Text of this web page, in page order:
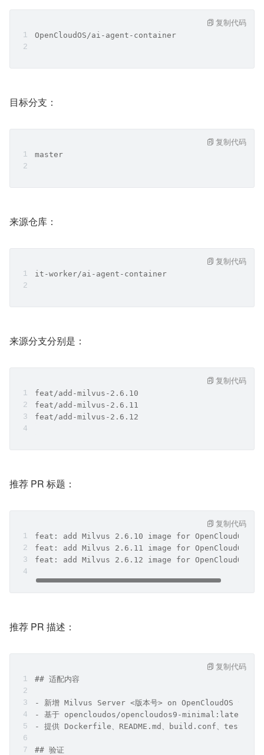
OpenCloudOS/ai-agent-container
复制代码
目标分支：
master
复制代码
来源仓库：
it-worker/ai-agent-container
复制代码
来源分支分别是：
feat/add-milvus-2.6.10
feat/add-milvus-2.6.11
feat/add-milvus-2.6.12
复制代码
推荐 PR 标题：
feat: add Milvus 2.6.10 image for OpenCloudOS 9
feat: add Milvus 2.6.11 image for OpenCloudOS 9
feat: add Milvus 2.6.12 image for OpenCloudOS 9
复制代码
推荐 PR 描述：
## 适配内容
- 新增 Milvus Server <版本号> on OpenCloudOS 9
- 基于 opencloudos/opencloudos9-minimal:latest
- 提供 Dockerfile、README.md、build.conf、
## 验证
复制代码